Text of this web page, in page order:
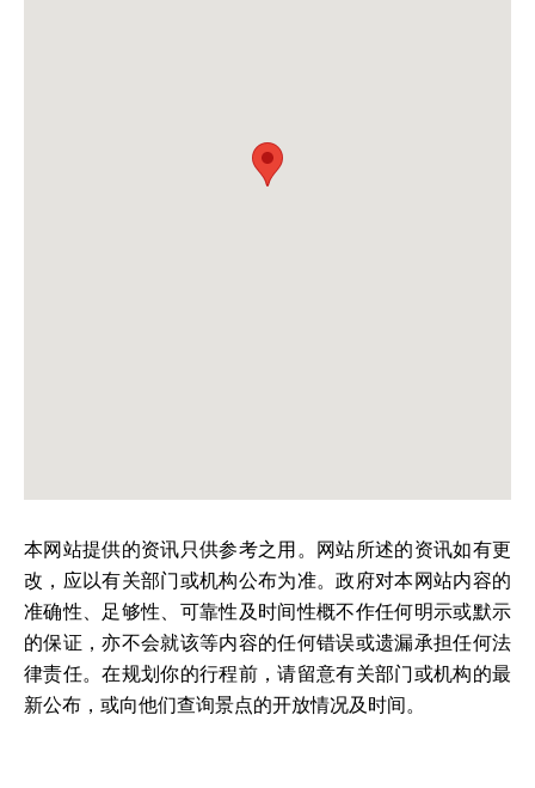
本网站提供的资讯只供参考之用。网站所述的资讯如有更
改，应以有关部门或机构公布为准。政府对本网站内容的
准确性、足够性、可靠性及时间性概不作任何明示或默示
的保证，亦不会就该等内容的任何错误或遗漏承担任何法
律责任。在规划你的行程前，请留意有关部门或机构的最
新公布，或向他们查询景点的开放情况及时间。